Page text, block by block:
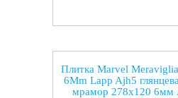
Плитка Marvel
6Mm Lapp Ajh5
мрамор 278x120 6мм